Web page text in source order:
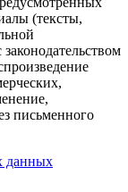
(тексты,
письменного
данных